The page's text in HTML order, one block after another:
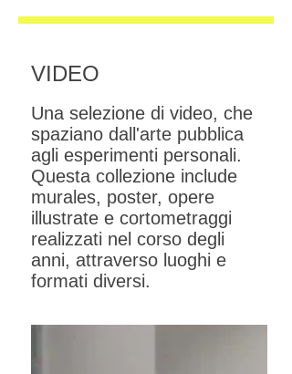
VIDEO
Una selezione di video, che
spaziano dall'arte pubblica
agli esperimenti personali.
Questa collezione include
murales, poster, opere
illustrate e cortometraggi
realizzati nel corso degli
anni, attraverso luoghi e
formati diversi.